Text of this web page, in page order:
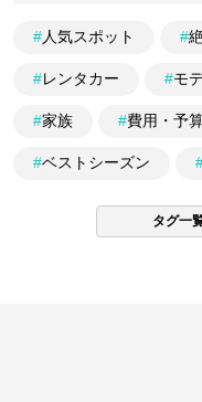
#人気スポット #
#レンタカー #モ
#家族 #費用・予
#ベストシーズン
タグ一